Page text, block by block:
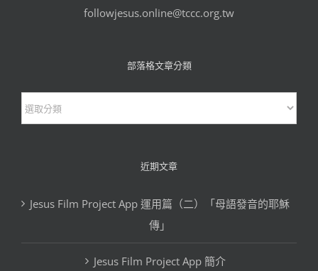
followjesus.online@tccc.org.tw
部落格文章分類
部
落
分
近期文章
Jesus Film Project App 運用篇（二）「母語發音的耶穌
傳」
Jesus Film Project App 簡介